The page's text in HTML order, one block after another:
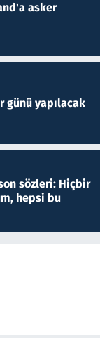
asker
günü yapılacak
sözleri: Hiçbir
hepsi bu